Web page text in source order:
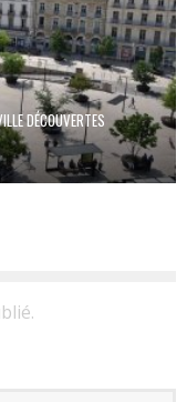
DÉCOUVERTES